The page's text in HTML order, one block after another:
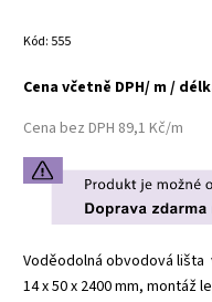
Kód: 555
Cena včetně DPH/ m /
Cena bez DPH 89,1 Kč/m
Voděodolná obvodová lišta
14 x 50 x 2400 mm, montáž